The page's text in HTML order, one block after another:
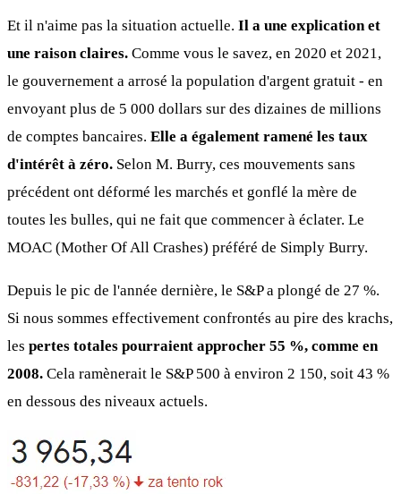
Et il n'aime pas la situation actuelle. Il a une explication et
une raison claires. Comme vous le savez, en 2020 et 2021,
le gouvernement a arrosé la population d'argent gratuit - en
envoyant plus de 5 000 dollars sur des dizaines de millions
de comptes bancaires. Elle a également ramené les taux
d'intérêt à zéro. Selon M. Burry, ces mouvements sans
précédent ont déformé les marchés et gonflé la mère de
toutes les bulles, qui ne fait que commencer à éclater. Le
MOAC (Mother Of All Crashes) préféré de Simply Burry.
Depuis le pic de l'année dernière, le S&P a plongé de 27 %.
Si nous sommes effectivement confrontés au pire des krachs,
les pertes totales pourraient approcher 55 %, comme en
2008. Cela ramènerait le S&P 500 à environ 2 150, soit 43 %
en dessous des niveaux actuels.